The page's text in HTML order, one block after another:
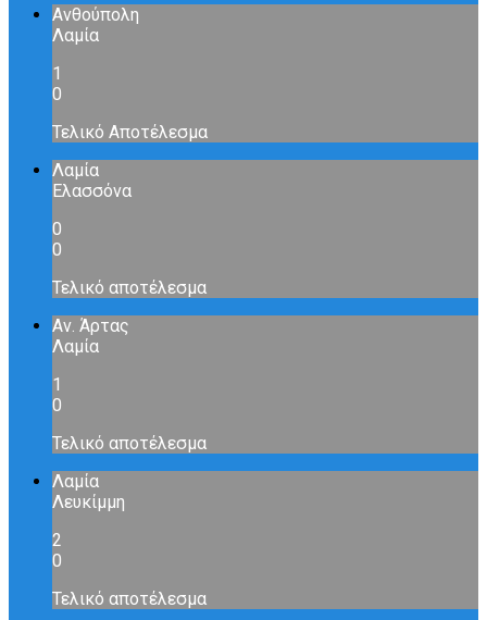
Ανθούπολη
Λαμία
1
0
Τελικό Αποτέλεσμα
Λαμία
Ελασσόνα
0
0
Τελικό αποτέλεσμα
Αν. Άρτας
Λαμία
1
0
Τελικό αποτέλεσμα
Λαμία
Λευκίμμη
2
0
Τελικό αποτέλεσμα